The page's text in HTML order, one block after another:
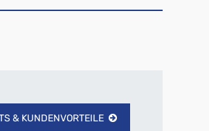
& KUNDENVORTEILE